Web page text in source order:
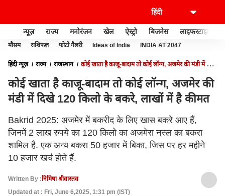
न्यूज़ राज्य मनोरंजन खेल ऐस्ट्रो बिजनेस लाइफस्टाइल
मौसम राशिफल फोटो गैलरी Ideas of India INDIA AT 2047
हिंदी न्यूज़ राज्य राजस्थान
कोई खाता है काजू-बादाम तो कोई लॉन्ग, अजमेर की मंडी में दिखे
कोई खाता है काजू-बादाम तो कोई लॉन्ग, अजमेर की
मंडी में दिखे 120 किलो के बकरे, लाखों में है कीमत
Bakrid 2025: अजमेर में बकरीद के लिए खास बकरे आए हैं,
जिनमें 2 लाख रुपये का 120 किलो का अजमेरा नस्ल का बकरा
शामिल है. एक अन्य बकरा 50 हजार में बिका, जिस पर हर महीने
10 हजार खर्च होते हैं.
Written By :निमिषा श्रीवास्तव
Updated at : Fri, June 6,2025, 1:31 pm (IST)